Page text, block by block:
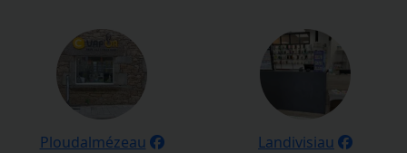
Ploudalmézeau Landivisiau